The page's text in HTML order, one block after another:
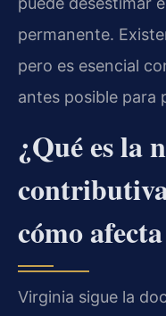
permanente.
pero es esencial
antes posible para
¿Qué es la
cómo
Virginia sigue la